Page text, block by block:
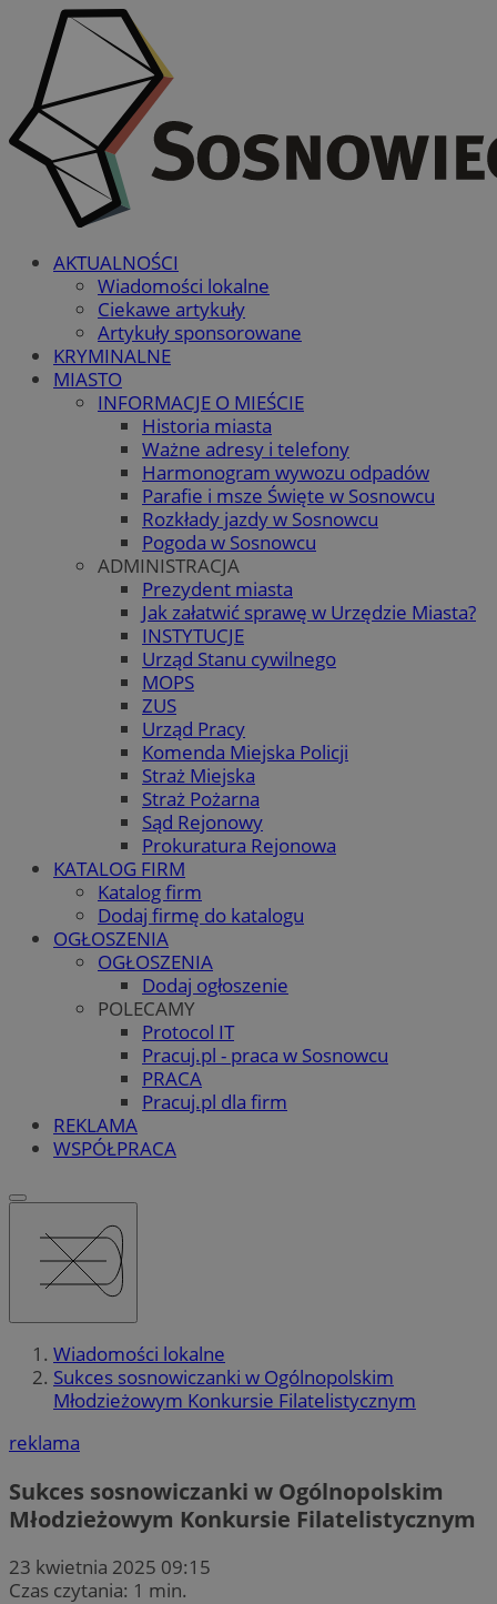
AKTUALNOŚCI
Wiadomości lokalne
Ciekawe artykuły
Artykuły sponsorowane
KRYMINALNE
MIASTO
INFORMACJE O MIEŚCIE
Historia miasta
Ważne adresy i telefony
Harmonogram wywozu odpadów
Parafie i msze Święte w Sosnowcu
Rozkłady jazdy w Sosnowcu
Pogoda w Sosnowcu
ADMINISTRACJA
Prezydent miasta
Jak załatwić sprawę w Urzędzie Miasta?
INSTYTUCJE
Urząd Stanu cywilnego
MOPS
ZUS
Urząd Pracy
Komenda Miejska Policji
Straż Miejska
Straż Pożarna
Sąd Rejonowy
Prokuratura Rejonowa
KATALOG FIRM
Katalog firm
Dodaj firmę do katalogu
OGŁOSZENIA
OGŁOSZENIA
Dodaj ogłoszenie
POLECAMY
Protocol IT
Pracuj.pl - praca w Sosnowcu
PRACA
Pracuj.pl dla firm
REKLAMA
WSPÓŁPRACA
Wiadomości lokalne
Sukces sosnowiczanki w Ogólnopolskim
Młodzieżowym Konkursie Filatelistycznym
reklama
Sukces sosnowiczanki w Ogólnopolskim
Młodzieżowym Konkursie Filatelistycznym
23 kwietnia 2025 09:15
Czas czytania: 1 min.